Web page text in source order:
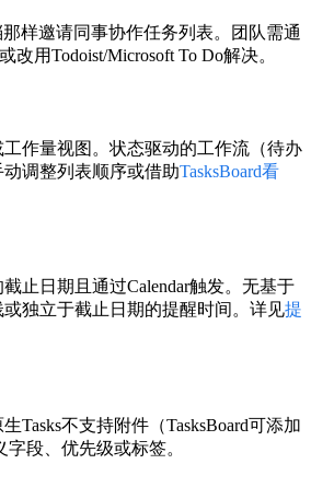
样邀请同事协作任务列表。团队需通
或改用Todoist/Microsoft To Do解决。
作量视图。状态驱动的工作流（待办
调整列表顺序或借助TasksBoard看
止日期且通过Calendar触发。无基于
独立于截止日期的提醒时间。详见提
Tasks不支持附件（TasksBoard可添加
段、优先级或标签。